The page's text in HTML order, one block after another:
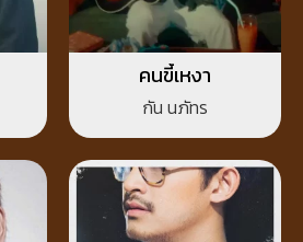
คนขี้เหงา
กัน นภัทร